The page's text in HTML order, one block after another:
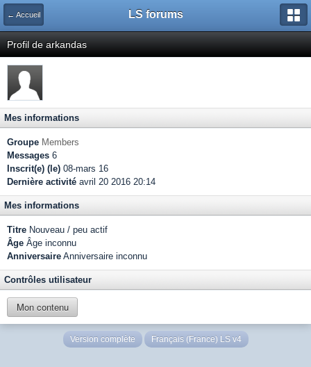
← Accueil LS forums
Profil de arkandas
Mes informations
Groupe Members
Messages 6
Inscrit(e) (le) 08-mars 16
Dernière activité avril 20 2016 20:14
Mes informations
Titre Nouveau / peu actif
Âge Âge inconnu
Anniversaire Anniversaire inconnu
Contrôles utilisateur
Mon contenu
Version complète Français (France) LS v4